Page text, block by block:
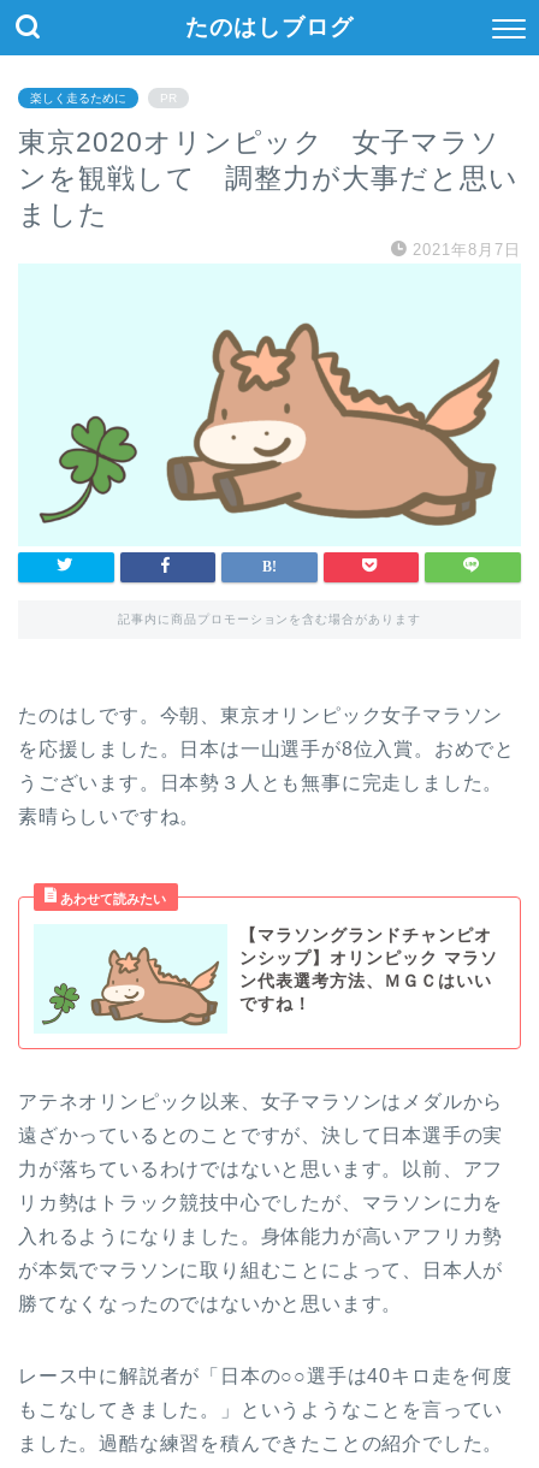
たのはしブログ
楽しく走るために PR
東京2020オリンピック 女子マラソ
ンを観戦して 調整力が大事だと思い
ました
2021年8月7日
記事内に商品プロモーションを含む場合があります
たのはしです。今朝、東京オリンピック女子マラソン
を応援しました。日本は一山選手が8位入賞。おめでと
うございます。日本勢３人とも無事に完走しました。
素晴らしいですね。
【マラソングランドチャンピオ
ンシップ】オリンピック マラソ
ン代表選考方法、ＭＧＣはいい
ですね！
アテネオリンピック以来、女子マラソンはメダルから
遠ざかっているとのことですが、決して日本選手の実
力が落ちているわけではないと思います。以前、アフ
リカ勢はトラック競技中心でしたが、マラソンに力を
入れるようになりました。身体能力が高いアフリカ勢
が本気でマラソンに取り組むことによって、日本人が
勝てなくなったのではないかと思います。
レース中に解説者が「日本の○○選手は40キロ走を何度
もこなしてきました。」というようなことを言ってい
ました。過酷な練習を積んできたことの紹介でした。